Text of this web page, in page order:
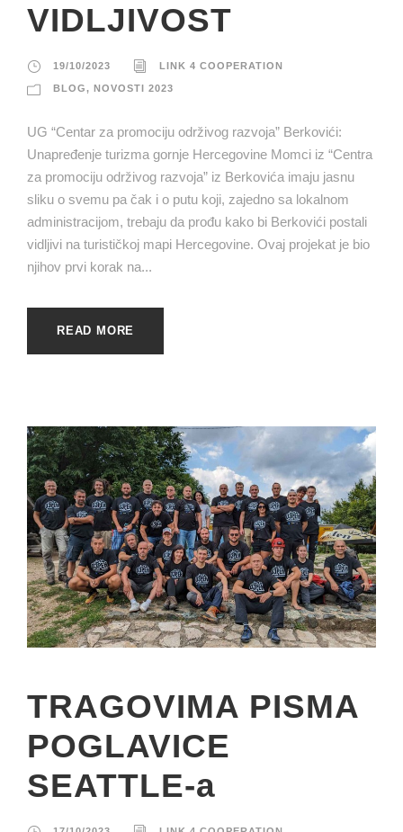
VIDLJIVOST
19/10/2023 LINK 4 COOPERATION
BLOG, NOVOSTI 2023
UG “Centar za promociju održivog razvoja” Berkovići:
Unapređenje turizma gornje Hercegovine Momci iz “Centra
za promociju održivog razvoja” iz Berkovića imaju jasnu
sliku o svemu pa čak i o putu koji, zajedno sa lokalnom
administracijom, trebaju da prođu kako bi Berkovići postali
vidljivi na turističkoj mapi Hercegovine. Ovaj projekat je bio
njihov prvi korak na...
READ MORE
TRAGOVIMA PISMA
POGLAVICE
SEATTLE-a